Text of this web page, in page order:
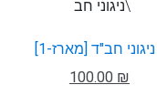
ניגוני חב"ד [מארז-1]
100.00 ₪